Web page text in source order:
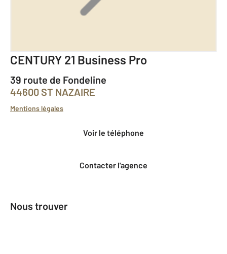
CENTURY 21 Business Pro
39 route de Fondeline
44600 ST NAZAIRE
Mentions légales
Voir le téléphone
Contacter l'agence
Nous trouver